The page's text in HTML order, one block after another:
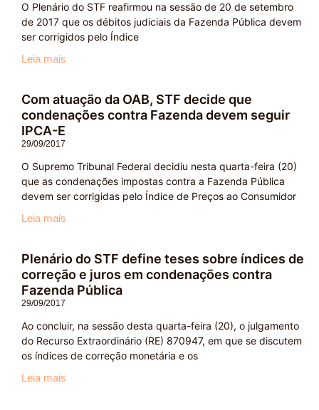
O Plenário do STF reafirmou na sessão de 20 de setembro
de 2017 que os débitos judiciais da Fazenda Pública devem
ser corrigidos pelo Índice
Leia mais
Com atuação da OAB, STF decide que
condenações contra Fazenda devem seguir
IPCA-E
29/09/2017
O Supremo Tribunal Federal decidiu nesta quarta-feira (20)
que as condenações impostas contra a Fazenda Pública
devem ser corrigidas pelo Índice de Preços ao Consumidor
Leia mais
Plenário do STF define teses sobre índices de
correção e juros em condenações contra
Fazenda Pública
29/09/2017
Ao concluir, na sessão desta quarta-feira (20), o julgamento
do Recurso Extraordinário (RE) 870947, em que se discutem
os índices de correção monetária e os
Leia mais